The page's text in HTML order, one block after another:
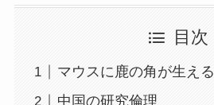
目次
マウスに鹿の角が生える
中国の研究倫理